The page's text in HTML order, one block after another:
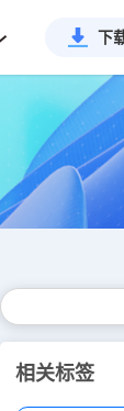
下
相关标签